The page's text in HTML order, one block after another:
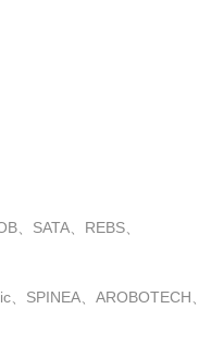
、SATA、REBS、
SPINEA、AROBOTECH、